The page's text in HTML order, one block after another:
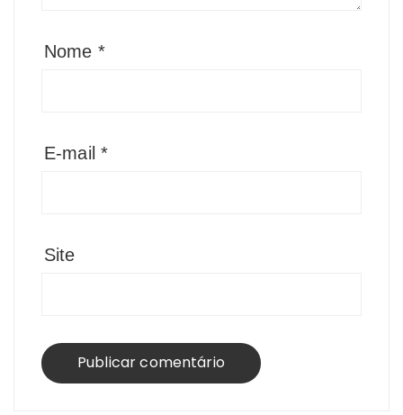
Nome *
E-mail*
Site